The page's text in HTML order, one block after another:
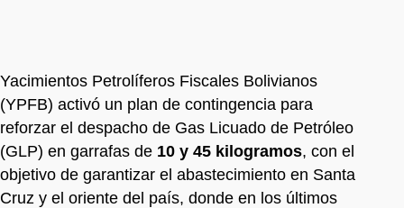
Yacimientos Petrolíferos Fiscales Bolivianos
(YPFB) activó un plan de contingencia para
reforzar el despacho de Gas Licuado de Petróleo
(GLP) en garrafas de 10 y 45 kilogramos, con el
objetivo de garantizar el abastecimiento en Santa
Cruz y el oriente del país, donde en los últimos